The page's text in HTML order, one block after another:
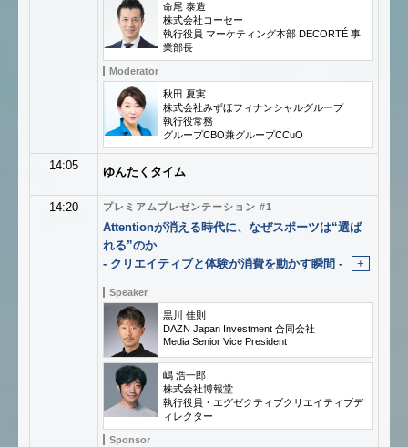
命尾 泰造
株式会社コーセー
執行役員 マーケティング本部 DECORTÉ 事
業部長
Moderator
秋田 夏実
株式会社みずほフィナンシャルグループ
執行役常務
グループCBO兼グループCCuO
14:05 ゆんたくタイム
14:20 プレミアムプレゼンテーション #1
Attentionが消える時代に、なぜスポーツは“選ば
れる”のか
- クリエイティブと体験が消費を動かす瞬間 -
+
Speaker
黒川 佳則
DAZN Japan Investment 合同会社
Media Senior Vice President
嶋 浩一郎
株式会社博報堂
執行役員・エグゼクティブクリエイティブデ
ィレクター
Sponsor